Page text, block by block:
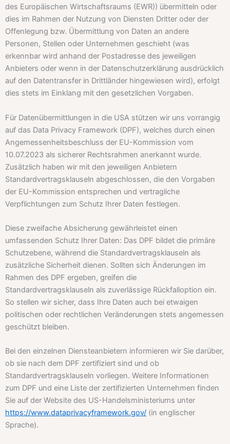
des Europäischen Wirtschaftsraums (EWR)) übermitteln oder
dies im Rahmen der Nutzung von Diensten Dritter oder der
Offenlegung bzw. Übermittlung von Daten an andere
Personen, Stellen oder Unternehmen geschieht (was
erkennbar wird anhand der Postadresse des jeweiligen
Anbieters oder wenn in der Datenschutzerklärung ausdrücklich
auf den Datentransfer in Drittländer hingewiesen wird), erfolgt
dies stets im Einklang mit den gesetzlichen Vorgaben.
Für Datenübermittlungen in die USA stützen wir uns vorrangig
auf das Data Privacy Framework (DPF), welches durch einen
Angemessenheitsbeschluss der EU-Kommission vom
10.07.2023 als sicherer Rechtsrahmen anerkannt wurde.
Zusätzlich haben wir mit den jeweiligen Anbietern
Standardvertragsklauseln abgeschlossen, die den Vorgaben
der EU-Kommission entsprechen und vertragliche
Verpflichtungen zum Schutz Ihrer Daten festlegen.
Diese zweifache Absicherung gewährleistet einen
umfassenden Schutz Ihrer Daten: Das DPF bildet die primäre
Schutzebene, während die Standardvertragsklauseln als
zusätzliche Sicherheit dienen. Sollten sich Änderungen im
Rahmen des DPF ergeben, greifen die
Standardvertragsklauseln als zuverlässige Rückfalloption ein.
So stellen wir sicher, dass Ihre Daten auch bei etwaigen
politischen oder rechtlichen Veränderungen stets angemessen
geschützt bleiben.
Bei den einzelnen Diensteanbietern informieren wir Sie darüber,
ob sie nach dem DPF zertifiziert sind und ob
Standardvertragsklauseln vorliegen. Weitere Informationen
zum DPF und eine Liste der zertifizierten Unternehmen finden
Sie auf der Website des US-Handelsministeriums unter
https://www.dataprivacyframework.gov/ (in englischer
Sprache).